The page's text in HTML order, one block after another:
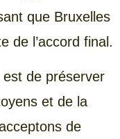
que Bruxelles
de l’accord final.
de préserver
et de la
de